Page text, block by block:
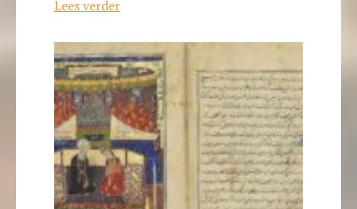
Lees verderDe
tegen
pandemieën
van
onderaf.
Het
vergeten
begin
van